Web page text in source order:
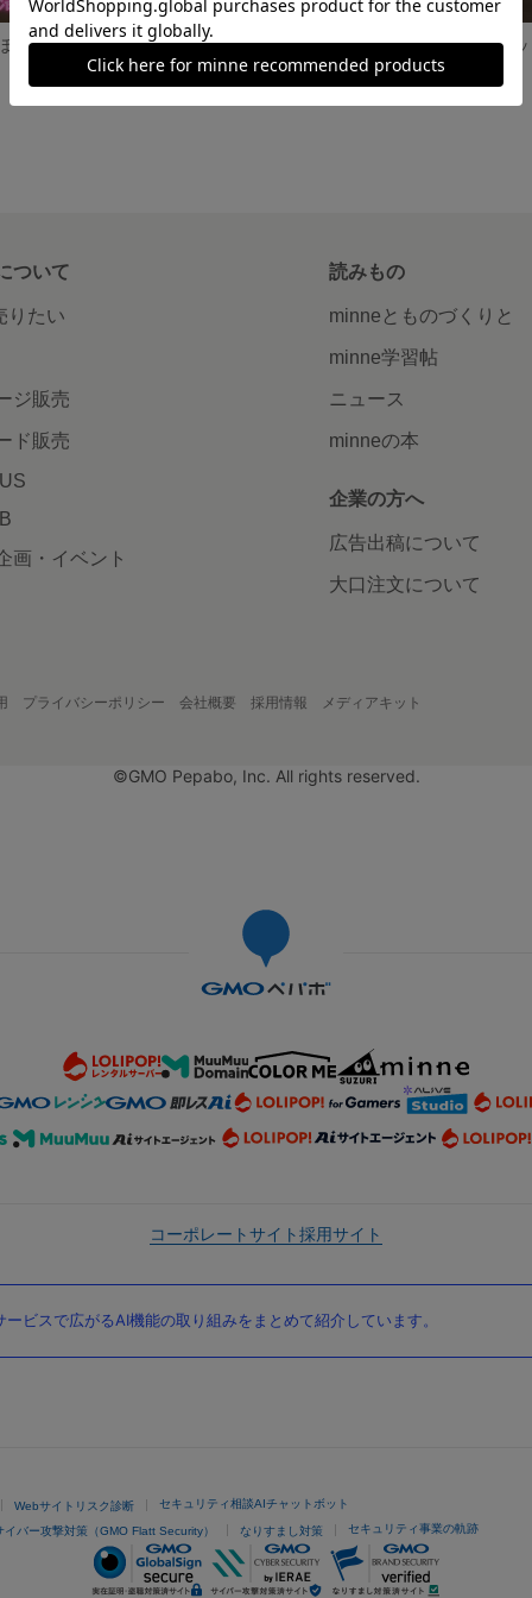
【知育】選べるぽっとん落とし♡指先トレーニング 知育玩具 お家モンテ 洗濯バサミ遊び 20枚 指先トレーニング
1,500円 5,500円
ついて
りたい
ジ販売
ド販売
画・イベント
読みもの
minneとものづくりと
minne学習帖
ニュース
minneの本
企業の方へ
広告出稿について
大口注文について
プライバシーポリシー 会社概要 採用情報 メディアキット
©GMO Pepabo, Inc. All rights reserved.
コーポレートサイト採用サイト
ビスで広がるAI機能の取り組みをまとめて紹介しています。
Webサイトリスク診断 セキュリティ相談AIチャットボット
イバー攻撃対策（GMO Flatt Security） なりすまし対策 セキュリティ事業の軌跡